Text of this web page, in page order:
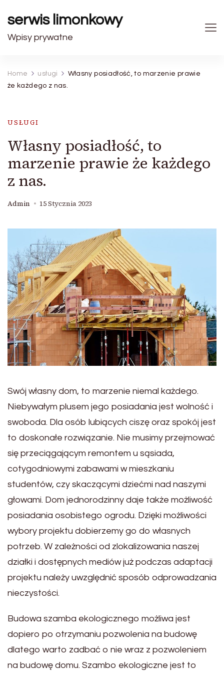
serwis limonkowy
Wpisy prywatne
Home usługi
Własny posiadłość, to marzenie prawie
że każdego z nas.
USŁUGI
Własny posiadłość, to
marzenie prawie że każdego
z nas.
Admin 15 Stycznia 2023
Swój własny dom, to marzenie niemal każdego.
Niebywałym plusem jego posiadania jest wolność i
swoboda. Dla osób lubiących ciszę oraz spokój jest
to doskonałe rozwiązanie. Nie musimy przejmować
się przeciągającym remontem u sąsiada,
cotygodniowymi zabawami w mieszkaniu
studentów, czy skaczącymi dziećmi nad naszymi
głowami. Dom jednorodzinny daje także możliwość
posiadania osobistego ogrodu. Dzięki możliwości
wybory projektu dobierzemy go do własnych
potrzeb. W zależności od zlokalizowania naszej
działki i dostępnych mediów już podczas adaptacji
projektu należy uwzględnić sposób odprowadzania
nieczystości.
Budowa szamba ekologicznego możliwa jest
dopiero po otrzymaniu pozwolenia na budowę
dlatego warto zadbać o nie wraz z pozwoleniem
na budowę domu. Szambo ekologiczne jest to